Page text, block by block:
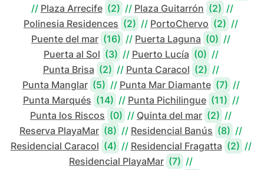
// Plaza Arrecife (2) // Plaza Guitarrón (2) //
Polinesia Residences (2) // PortoChervo (2) //
Puente del mar (16) // Puerta Laguna (0) //
Puerta al Sol (3) // Puerto Lucía (0) //
Punta Brisa (2) // Punta Caracol (2) //
Punta Manglar (5) // Punta Mar Diamante (7) //
Punta Marqués (14) // Punta Pichilingue (11) //
Punta los Riscos (0) // Quinta del mar (2) //
Reserva PlayaMar (8) // Residencial Banús (8) //
Residencial Caracol (4) // Residencial Fragatta (2) //
Residencial PlayaMar (7) //